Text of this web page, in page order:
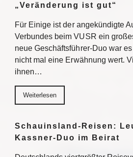
„Veränderung ist gut“
Für Einige ist der angekündigte
Verbundes beim VUSR ein
neue Geschäftsführer-Duo war
nicht mal eine Erwähnung wert.
ihnen…
Weiterlesen
Schauinsland-Reisen:
Kassner-Duo im Beirat